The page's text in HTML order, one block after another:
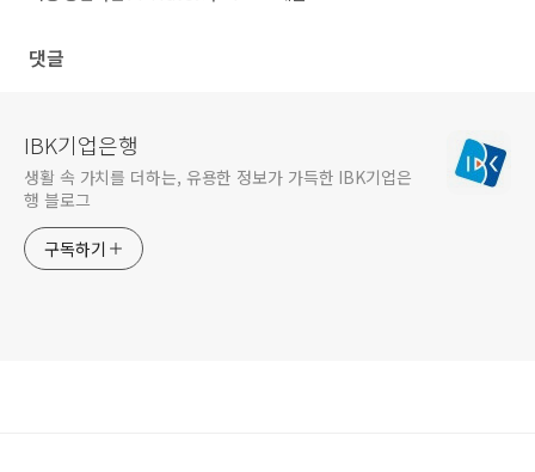
댓글
IBK기업은행
생활 속 가치를 더하는, 유용한 정보가 가득한 IBK기업은
행 블로그
구독하기